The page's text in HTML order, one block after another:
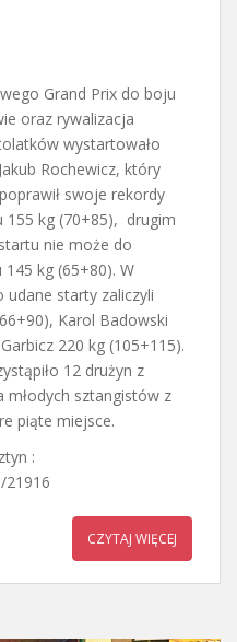
Grand Prix do boju
oraz rywalizacja
wystartowało
Rochewicz, który
swoje rekordy
155 kg (70+85), drugim
nie może do
kg (65+80). W
starty zaliczyli
Karol Badowski
220 kg (105+115).
12 drużyn z
młodych sztangistów z
piąte miejsce.
:
21916
CZYTAJ WIĘCEJ